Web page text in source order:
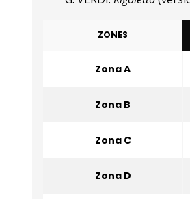
ZONES
Zona A
Zona B
Zona C
Zona D